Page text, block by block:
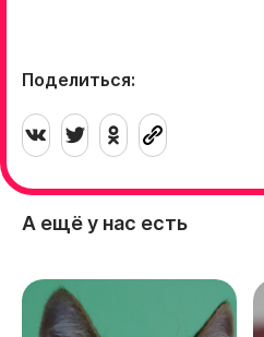
Поделиться:
А ещё у нас есть